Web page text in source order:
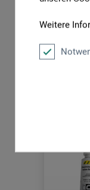
Weitere